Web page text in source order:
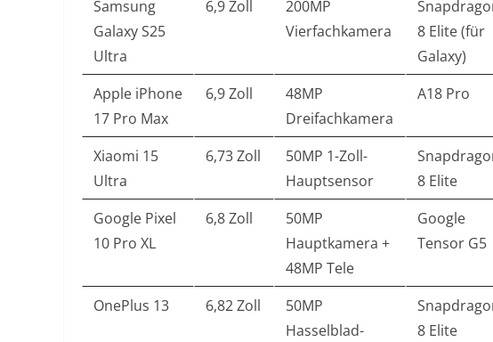
Samsung
Galaxy S25
Ultra
6,9 Zoll
200MP
Vierfachkamera
8 Elite (für
Galaxy)
Apple iPhone
17 Pro Max
6,9 Zoll
48MP
Dreifachkamera
A18 Pro
Xiaomi 15
Ultra
6,73 Zoll
50MP 1-Zoll-
Hauptsensor
8 Elite
Google Pixel
10 Pro XL
6,8 Zoll
50MP
Hauptkamera +
48MP Tele
Google
Tensor G5
OnePlus 13
6,82 Zoll
50MP
Hasselblad-
8 Elite